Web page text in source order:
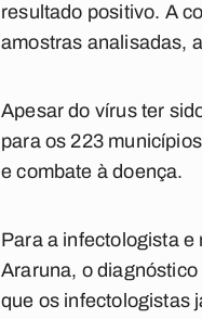
resultado positivo. A
amostras analisadas,
Apesar do vírus ter
para os 223
e combate à doença.
Para a infectologista
Araruna, o
que os infectologistas